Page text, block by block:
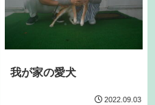
我が家の愛犬
2022.09.03